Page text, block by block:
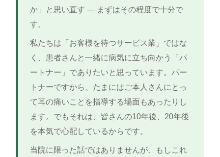
か」と思い直す ― まずはその程度で十分で
す。
私たちは「お客様を待つサービス業」ではな
く、患者さんと一緒に病気に立ち向かう「パ
ートナー」でありたいと思っています。パー
トナーですから、たまにはご本人さんにとっ
て耳の痛いことを指導する場面もあったりし
ます。でもそれは、皆さんの10年後、20年後
を本気で心配しているからです。
当院に限った話ではありませんが、もしこれ